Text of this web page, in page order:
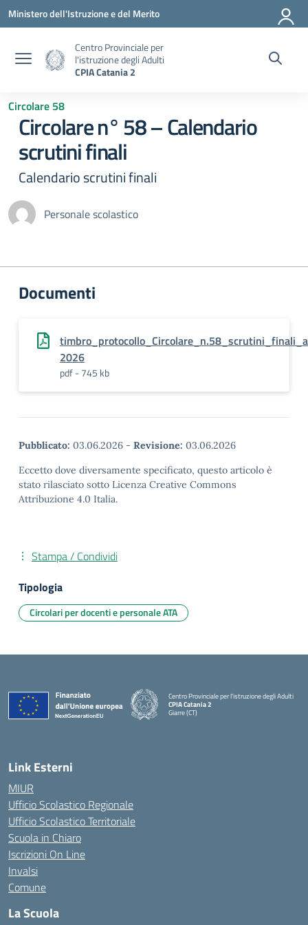
Vai ai contenuti
Vai al menu di navigazione
Vai al footer
Ministero dell'Istruzione e del Merito
Centro Provinciale per
l'istruzione degli Adulti
CPIA Catania 2
Circolare 58
Circolare n° 58 – Calendario
scrutini finali
Calendario scrutini finali
Personale scolastico
Documenti
2026
pdf - 745 kb
Pubblicato: 03.06.2026 - Revisione: 03.06.2026
Eccetto dove diversamente specificato, questo articolo è
stato rilasciato sotto Licenza Creative Commons
Attribuzione 4.0 Italia.
Stampa / Condividi
Tipologia
Circolari per docenti e personale ATA
Centro Provinciale per l'istruzione degli Adulti
CPIA Catania 2
Giarre (CT)
Link Esterni
MIUR
Ufficio Scolastico Regionale
Ufficio Scolastico Territoriale
Scuola in Chiaro
Iscrizioni On Line
Invalsi
Comune
La Scuola